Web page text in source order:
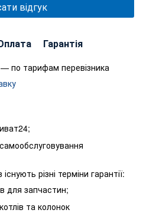
відгук
Гарантія
по тарифам перевізника
різні терміни гарантії:
для запчастин;
та колонок